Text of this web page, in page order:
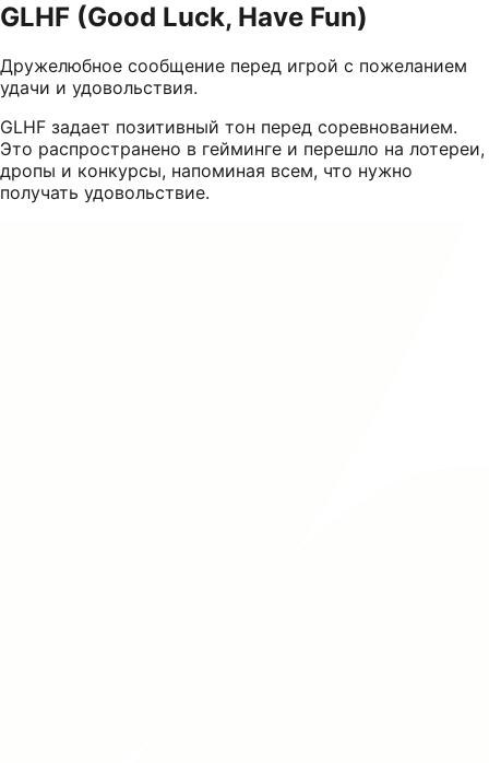
GLHF (Good Luck, Have Fun)
Дружелюбное сообщение перед игрой с пожеланием
удачи и удовольствия.
GLHF задает позитивный тон перед соревнованием.
Это распространено в гейминге и перешло на лотереи,
дропы и конкурсы, напоминая всем, что нужно
получать удовольствие.